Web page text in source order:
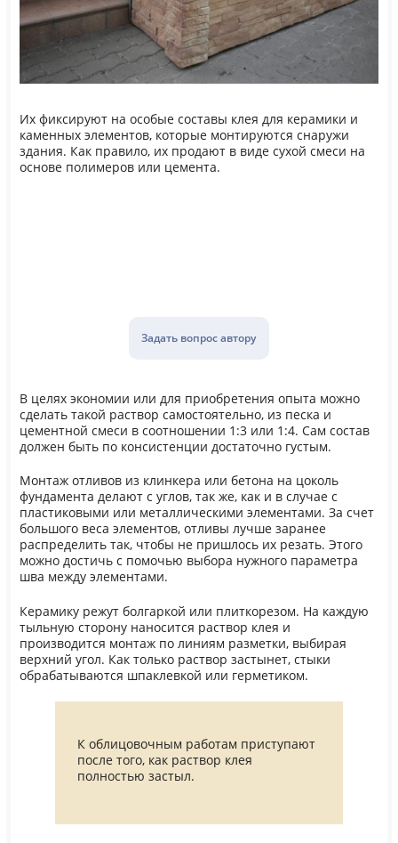
Их фиксируют на особые составы клея для керамики и
каменных элементов, которые монтируются снаружи
здания. Как правило, их продают в виде сухой смеси на
основе полимеров или цемента.
Задать вопрос автору
В целях экономии или для приобретения опыта можно
сделать такой раствор самостоятельно, из песка и
цементной смеси в соотношении 1:3 или 1:4. Сам состав
должен быть по консистенции достаточно густым.
Монтаж отливов из клинкера или бетона на цоколь
фундамента делают с углов, так же, как и в случае с
пластиковыми или металлическими элементами. За счет
большого веса элементов, отливы лучше заранее
распределить так, чтобы не пришлось их резать. Этого
можно достичь с помочью выбора нужного параметра
шва между элементами.
Керамику режут болгаркой или плиткорезом. На каждую
тыльную сторону наносится раствор клея и
производится монтаж по линиям разметки, выбирая
верхний угол. Как только раствор застынет, стыки
обрабатываются шпаклевкой или герметиком.
К облицовочным работам приступают
после того, как раствор клея
полностью застыл.